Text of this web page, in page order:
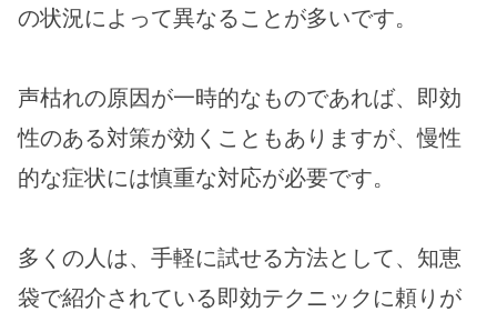
の状況によって異なることが多いです。
声枯れの原因が一時的なものであれば、即効
性のある対策が効くこともありますが、慢性
的な症状には慎重な対応が必要です。
多くの人は、手軽に試せる方法として、知恵
袋で紹介されている即効テクニックに頼りが